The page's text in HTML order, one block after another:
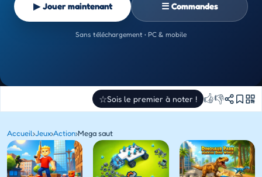
▶ Jouer maintenant ☰ Commandes
Sans téléchargement • PC & mobile
☆Sois le premier à noter ! 👍👎
Accueil›Jeux›Action›Mega saut